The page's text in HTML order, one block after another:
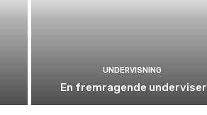
UNDERVISNING
En fremragende underviser